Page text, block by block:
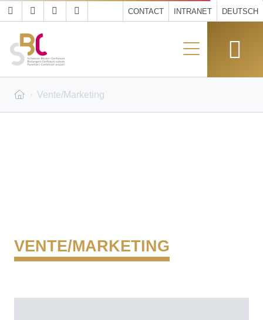
CONTACT INTRANET DEUTSCH
Vente/Marketing
VENTE/MARKETING